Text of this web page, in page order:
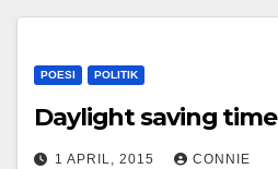
POESI POLITIK
Daylight saving time
1 APRIL, 2015 CONNIE